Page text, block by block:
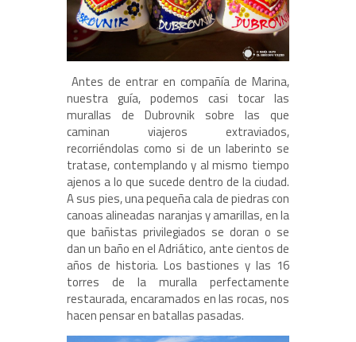
Antes de entrar en compañía de Marina,
nuestra guía, podemos casi tocar las
murallas de Dubrovnik sobre las que
caminan viajeros extraviados,
recorriéndolas como si de un laberinto se
tratase, contemplando y al mismo tiempo
ajenos a lo que sucede dentro de la ciudad.
A sus pies, una pequeña cala de piedras con
canoas alineadas naranjas y amarillas, en la
que bañistas privilegiados se doran o se
dan un baño en el Adriático, ante cientos de
años de historia. Los bastiones y las 16
torres de la muralla perfectamente
restaurada, encaramados en las rocas, nos
hacen pensar en batallas pasadas.